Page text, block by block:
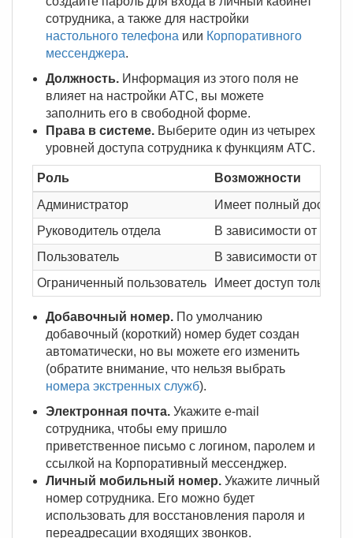
сотрудника, а также для настройки
настольного телефона или Корпоративного
мессенджера.
Должность. Информация из этого поля не
влияет на настройки АТС, вы можете
заполнить его в свободной форме.
Права в системе. Выберите один из четырех
уровней доступа сотрудника к функциям АТС.
Роль
Возможности
Администратор
Имеет полный доступ
Руководитель отдела
В зависимости от
Пользователь
В зависимости от
Ограниченный пользователь
Имеет доступ только
Добавочный номер. По умолчанию
добавочный (короткий) номер будет создан
автоматически, но вы можете его изменить
(обратите внимание, что нельзя выбрать
номера экстренных служб).
Электронная почта. Укажите e-mail
сотрудника, чтобы ему пришло
приветственное письмо с логином, паролем и
ссылкой на Корпоративный мессенджер.
Личный мобильный номер. Укажите личный
номер сотрудника. Его можно будет
использовать для восстановления пароля и
переадресации входящих звонков.